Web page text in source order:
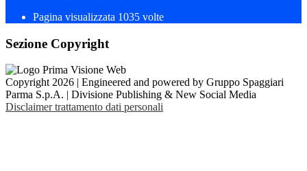
Pagina visualizzata 1035 volte
Sezione Copyright
Copyright 2026 | Engineered and powered by Gruppo Spaggiari
Parma S.p.A. | Divisione Publishing & New Social Media
Disclaimer trattamento dati personali